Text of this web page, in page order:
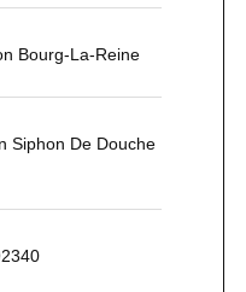
Bourg-La-Reine
Siphon De Douche